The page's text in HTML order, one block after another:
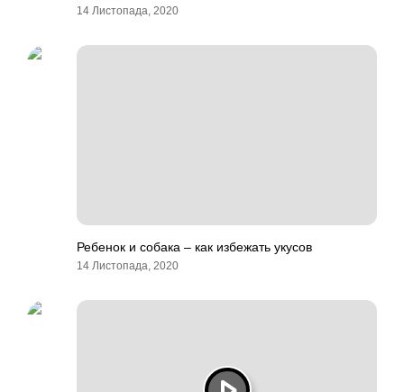
14 Листопада, 2020
Ребенок и собака – как избежать укусов
14 Листопада, 2020